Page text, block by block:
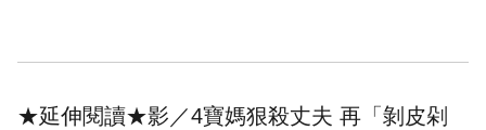
★延伸閱讀★影／4寶媽狠殺丈夫 再「剝皮剁